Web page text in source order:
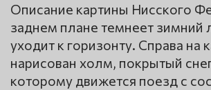
Описание картины Нисского
заднем плане темнеет зимний
уходит к горизонту. Справа на
нарисован холм, покрытый
которому движется поезд с